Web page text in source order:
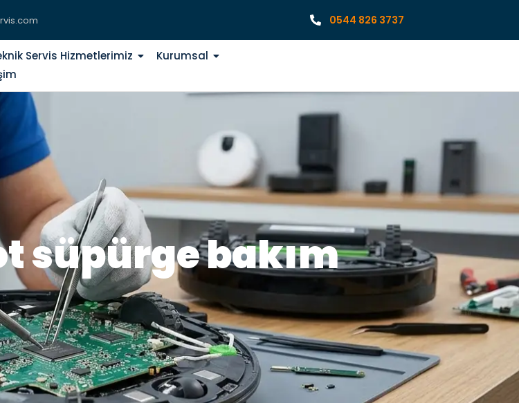
0544 826 3737
Servis Hizmetlerimiz
Kurumsal
süpürge bakım